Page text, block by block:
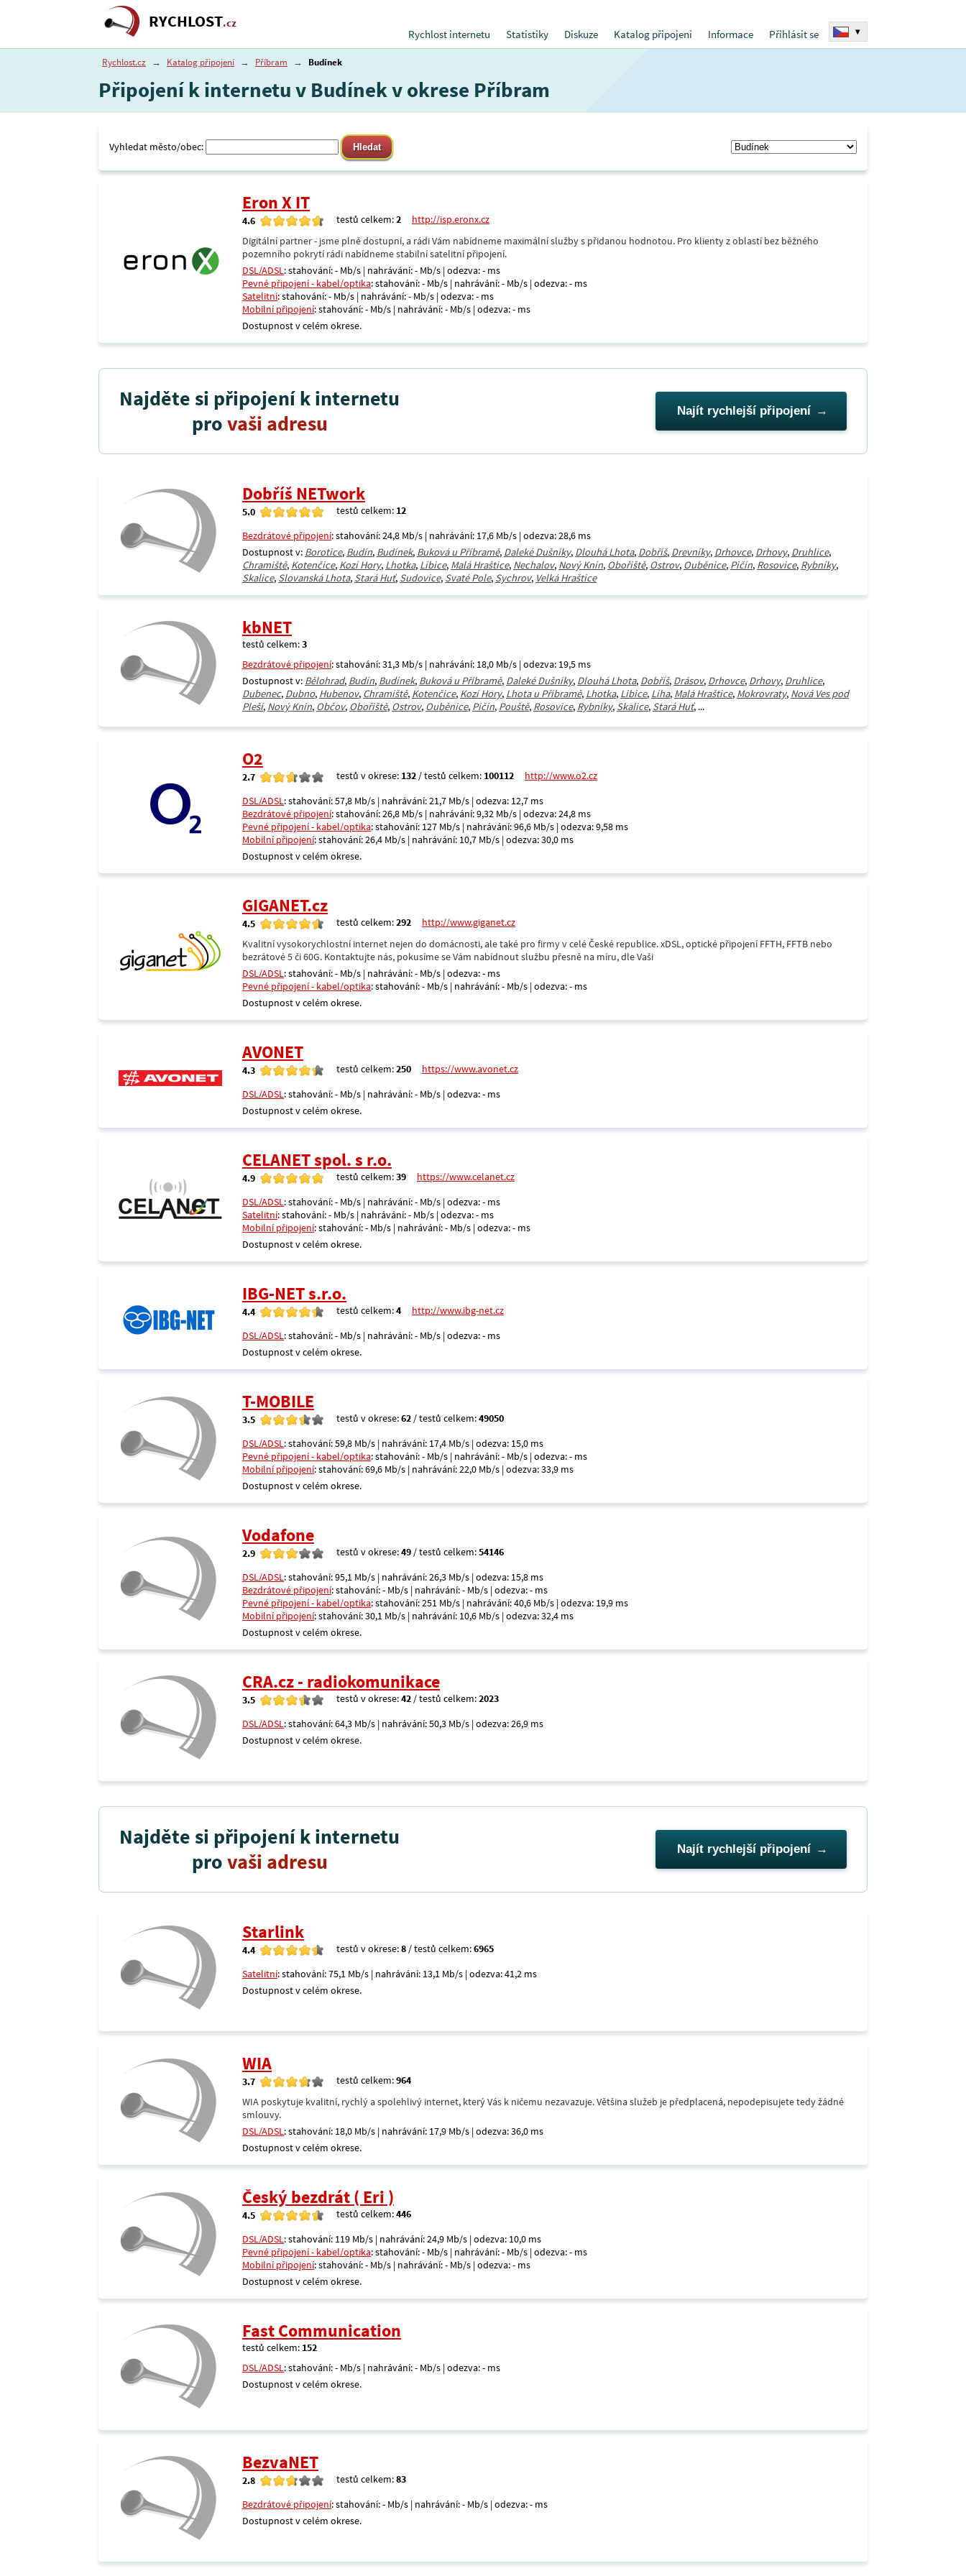
RYCHLOST.cz
Rychlost internetu
Statistiky Diskuze Katalog připojení Informace Přihlásit se ▾
Rychlost.cz → Katalog připojení → Příbram → Budínek
Připojení k internetu v Budínek v okrese Příbram
Vyhledat město/obec:
Eron X IT
4.6 testů celkem:2
http://isp.eronx.cz
Digitální partner - jsme plně dostupní, a rádi Vám nabídneme maximální služby s přidanou hodnotou. Pro klienty z oblastí bez běžného
pozemního pokrytí rádi nabídneme stabilní satelitní připojení.
DSL/ADSL: stahování: - Mb/s | nahrávání: - Mb/s | odezva: - ms
Pevné připojení - kabel/optika: stahování: - Mb/s | nahrávání: - Mb/s | odezva: - ms
Satelitní: stahování: - Mb/s | nahrávání: - Mb/s | odezva: - ms
Mobilní připojení: stahování: - Mb/s | nahrávání: - Mb/s | odezva: - ms
Dostupnost v celém okrese.
Najděte si připojení k internetu
provaši adresu Najít rychlejší připojení
Dobříš NETwork
5.0 testů celkem: 12
Bezdrátové připojení: stahování: 24,8 Mb/s | nahrávání: 17,6 Mb/s | odezva: 28,6 ms
Dostupnost v: Borotice, Budín, Budínek, Buková u Příbramě, Daleké Dušníky, Dlouhá Lhota, Dobříš, Drevníky, Drhovce, Drhovy, Druhlice,
Chramiště, Kotenčice, Kozí Hory, Lhotka, Libice, Malá Hraštice, Nechalov, Nový Knín, Obořiště, Ostrov, Ouběnice, Pičín, Rosovice, Rybníky,
Skalice, Slovanská Lhota, Stará Huť, Sudovice, Svaté Pole, Sychrov, Velká Hraštice
kbNET
testů celkem:3
Bezdrátové připojení: stahování: 31,3 Mb/s | nahrávání: 18,0 Mb/s | odezva: 19,5 ms
Dostupnost v: Bělohrad, Budín, Budínek, Buková u Příbramě, Daleké Dušníky, Dlouhá Lhota, Dobříš, Drásov, Drhovce, Drhovy, Druhlice,
Dubenec, Dubno, Hubenov, Chramiště, Kotenčice, Kozí Hory, Lhota u Příbramě, Lhotka, Libice, Líha, Malá Hraštice, Mokrovraty, Nová Ves pod
Pleší, Nový Knín, Občov, Obořiště, Ostrov, Ouběnice, Pičín, Pouště, Rosovice, Rybníky, Skalice, Stará Huť, ...
O2
2.7 testů v okrese: 132 / testů celkem: 100112
http://www.o2.cz
DSL/ADSL: stahování: 57,8 Mb/s | nahrávání: 21,7 Mb/s | odezva: 12,7 ms
Bezdrátové připojení: stahování: 26,8 Mb/s | nahrávání: 9,32 Mb/s | odezva: 24,8 ms
Pevné připojení - kabel/optika: stahování: 127 Mb/s | nahrávání: 96,6 Mb/s | odezva: 9,58 ms
Mobilní připojení: stahování: 26,4 Mb/s | nahrávání: 10,7 Mb/s | odezva: 30,0 ms
Dostupnost v celém okrese.
GIGANET.cz
4.5 testů celkem:292
http://www.giganet.cz
Kvalitní vysokorychlostní internet nejen do domácnosti, ale také pro firmy v celé České republice. xDSL, optické připojení FFTH, FFTB nebo
bezrátové 5 či 60G. Kontaktujte nás, pokusíme se Vám nabídnout službu přesně na míru, dle Vaši
DSL/ADSL: stahování: - Mb/s | nahrávání: - Mb/s | odezva: - ms
Pevné připojení - kabel/optika: stahování: - Mb/s | nahrávání: - Mb/s | odezva: - ms
Dostupnost v celém okrese.
AVONET
4.3 testů celkem:250
https://www.avonet.cz
DSL/ADSL: stahování: - Mb/s | nahrávání: - Mb/s | odezva: - ms
Dostupnost v celém okrese.
CELANET spol. s r.o.
4.9 testů celkem:39
https://www.celanet.cz
DSL/ADSL: stahování: - Mb/s | nahrávání: - Mb/s | odezva: - ms
Satelitní: stahování: - Mb/s | nahrávání: - Mb/s | odezva: - ms
Mobilní připojení: stahování: - Mb/s | nahrávání: - Mb/s | odezva: - ms
Dostupnost v celém okrese.
IBG-NET s.r.o.
4.4 testů celkem:4
http://www.ibg-net.cz
DSL/ADSL: stahování: - Mb/s | nahrávání: - Mb/s | odezva: - ms
Dostupnost v celém okrese.
T-MOBILE
3.5 testů v okrese:62 / testů celkem:49050
DSL/ADSL: stahování: 59,8 Mb/s | nahrávání: 17,4 Mb/s | odezva: 15,0 ms
Pevné připojení - kabel/optika: stahování: - Mb/s | nahrávání: - Mb/s | odezva: - ms
Mobilní připojení: stahování: 69,6 Mb/s | nahrávání: 22,0 Mb/s | odezva: 33,9 ms
Dostupnost v celém okrese.
Vodafone
2.9 testů v okrese:49 / testů celkem:54146
DSL/ADSL: stahování: 95,1 Mb/s | nahrávání: 26,3 Mb/s | odezva: 15,8 ms
Bezdrátové připojení: stahování: - Mb/s | nahrávání: - Mb/s | odezva: - ms
Pevné připojení - kabel/optika: stahování: 251 Mb/s | nahrávání: 40,6 Mb/s | odezva: 19,9 ms
Mobilní připojení: stahování: 30,1 Mb/s | nahrávání: 10,6 Mb/s | odezva: 32,4 ms
Dostupnost v celém okrese.
CRA.cz - radiokomunikace
3.5 testů v okrese:42 / testů celkem:2023
DSL/ADSL: stahování: 64,3 Mb/s | nahrávání: 50,3 Mb/s | odezva: 26,9 ms
Dostupnost v celém okrese.
Najděte si připojení k internetu
provaši adresu Najít rychlejší připojení
Starlink
4.4 testů v okrese:8 / testů celkem:6965
Satelitní: stahování: 75,1 Mb/s | nahrávání: 13,1 Mb/s | odezva: 41,2 ms
Dostupnost v celém okrese.
WIA
3.7 testů celkem:964
WIA poskytuje kvalitní, rychlý a spolehlivý internet, který Vás k ničemu nezavazuje. Většina služeb je předplacená, nepodepisujete tedy žádné
smlouvy.
DSL/ADSL: stahování: 18,0 Mb/s | nahrávání: 17,9 Mb/s | odezva: 36,0 ms
Dostupnost v celém okrese.
Český bezdrát ( Eri )
4.5 testů celkem:446
DSL/ADSL: stahování: 119 Mb/s | nahrávání: 24,9 Mb/s | odezva: 10,0 ms
Pevné připojení - kabel/optika: stahování: - Mb/s | nahrávání: - Mb/s | odezva: - ms
Mobilní připojení: stahování: - Mb/s | nahrávání: - Mb/s | odezva: - ms
Dostupnost v celém okrese.
Fast Communication
testů celkem: 152
DSL/ADSL: stahování: - Mb/s | nahrávání: - Mb/s | odezva: - ms
Dostupnost v celém okrese.
BezvaNET
2.8 testů celkem:83
Bezdrátové připojení: stahování: - Mb/s | nahrávání: - Mb/s | odezva: - ms
Dostupnost v celém okrese.